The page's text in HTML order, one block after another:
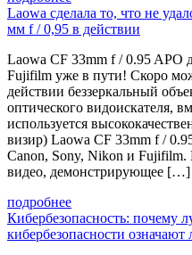
Laowa сделала то, что не
мм f / 0,95 в действии
Laowa CF 33mm f / 0.95 APO
Fujifilm уже в пути! Скоро
действии беззеркальный
оптического видоискателя,
используется
визир) Laowa CF 33mm f /
Canon, Sony, Nikon и Fujifilm.
видео, демонстрирующее […]
подробнее
Кибербезопасность: почему
кибербезопасности